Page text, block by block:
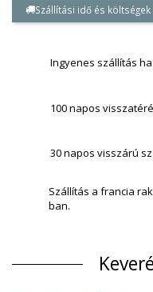
Szállítási idő és költségek
Ingyenes szállítás
100 napos
30 napos visszárú
Szállítás a francia
ban.